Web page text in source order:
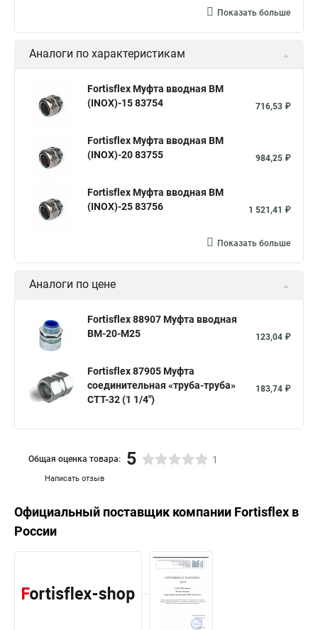
Показать больше
Аналоги по характеристикам
Fortisflex Муфта вводная ВМ
(INOX)-15 83754
716,53 ₽
Fortisflex Муфта вводная ВМ
(INOX)-20 83755
984,25 ₽
Fortisflex Муфта вводная ВМ
(INOX)-25 83756
1 521,41 ₽
Показать больше
Аналоги по цене
Fortisflex 88907 Муфта вводная
ВМ-20-М25
123,04 ₽
Fortisflex 87905 Муфта
соединительная «труба-труба»
СТТ-32 (1 1/4")
183,74 ₽
Написать отзыв
Общая оценка товара: 5 1
Официальный поставщик компании Fortisflex в
России